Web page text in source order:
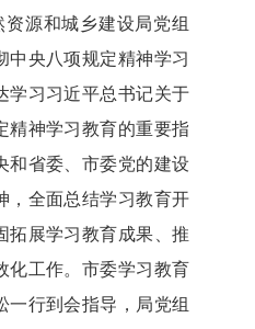
源和城乡建设局党组
中央八项规定精神学习
学习习近平总书记关于
精神学习教育的重要指
和省委、市委党的建设
，全面总结学习教育开
拓展学习教育成果、推
化工作。市委学习教育
一行到会指导，局党组